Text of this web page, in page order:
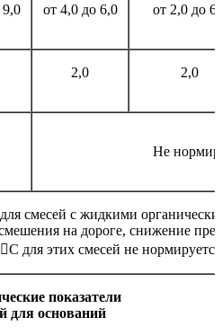
от 4,0 до 6,0 от 2,0 до
2,0 2,0
Не
для смесей с жидкими
на дороге, снижение
для этих смесей не нормируется
показатели
для оснований